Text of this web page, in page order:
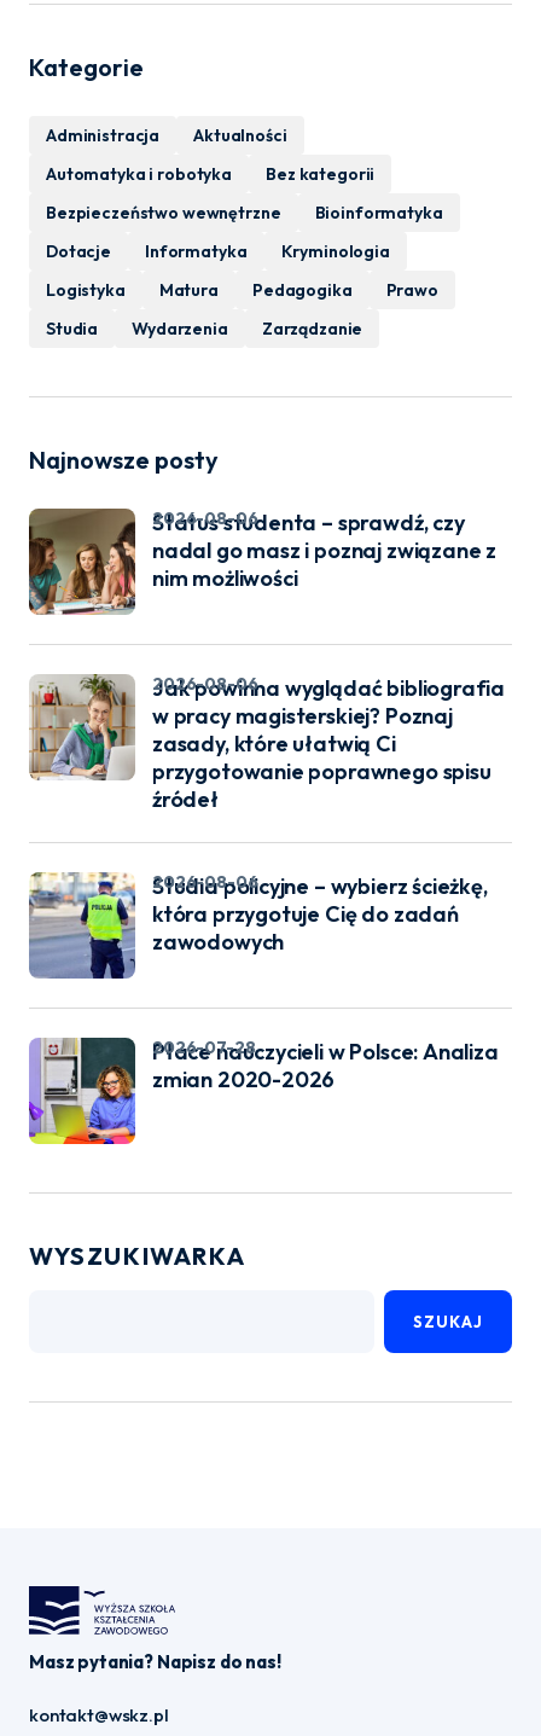
Kategorie
Administracja
Aktualności
Automatyka i robotyka
Bez kategorii
Bezpieczeństwo wewnętrzne
Bioinformatyka
Dotacje
Informatyka
Kryminologia
Logistyka
Matura Pedagogika
Prawo
Studia
Wydarzenia Zarządzanie
Najnowsze posty
Status studenta – sprawdź, czy
nadal go masz i poznaj związane z
nim możliwości
2026-08-06
Jak powinna wyglądać bibliografia
w pracy magisterskiej? Poznaj
zasady, które ułatwią Ci
przygotowanie poprawnego spisu
źródeł
2026-08-06
Studia policyjne – wybierz ścieżkę,
która przygotuje Cię do zadań
zawodowych
2026-08-06
Płace nauczycieli w Polsce: Analiza
zmian 2020-2026
2026-07-28
WYSZUKIWARKA
SZUKAJ
Masz pytania? Napisz do nas!
kontakt@wskz.pl